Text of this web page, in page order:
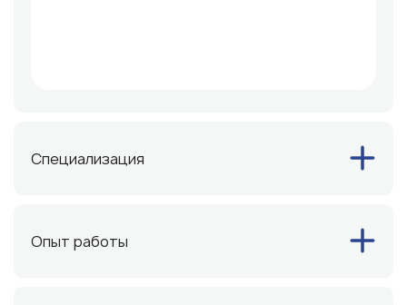
Специализация
Опыт работы